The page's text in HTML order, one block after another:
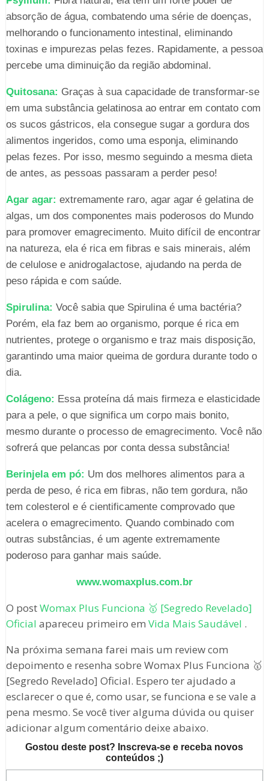
absorção de água, combatendo uma série de doenças,
melhorando o funcionamento intestinal, eliminando
toxinas e impurezas pelas fezes. Rapidamente, a pessoa
percebe uma diminuição da região abdominal.
Quitosana: Graças à sua capacidade de transformar-se
em uma substância gelatinosa ao entrar em contato com
os sucos gástricos, ela consegue sugar a gordura dos
alimentos ingeridos, como uma esponja, eliminando
pelas fezes. Por isso, mesmo seguindo a mesma dieta
de antes, as pessoas passaram a perder peso!
Agar agar: extremamente raro, agar agar é gelatina de
algas, um dos componentes mais poderosos do Mundo
para promover emagrecimento. Muito difícil de encontrar
na natureza, ela é rica em fibras e sais minerais, além
de celulose e anidrogalactose, ajudando na perda de
peso rápida e com saúde.
Spirulina: Você sabia que Spirulina é uma bactéria?
Porém, ela faz bem ao organismo, porque é rica em
nutrientes, protege o organismo e traz mais disposição,
garantindo uma maior queima de gordura durante todo o
dia.
Colágeno: Essa proteína dá mais firmeza e elasticidade
para a pele, o que significa um corpo mais bonito,
mesmo durante o processo de emagrecimento. Você não
sofrerá que pelancas por conta dessa substância!
Berinjela em pó: Um dos melhores alimentos para a
perda de peso, é rica em fibras, não tem gordura, não
tem colesterol e é cientificamente comprovado que
acelera o emagrecimento. Quando combinado com
outras substâncias, é um agente extremamente
poderoso para ganhar mais saúde.
www.womaxplus.com.br
O postWomax Plus Funciona 🥇 [Segredo Revelado]
Oficial apareceu primeiro em Vida Mais Saudável .
Na próxima semana farei mais um review com
depoimento e resenha sobre Womax Plus Funciona 🥇
[Segredo Revelado] Oficial. Espero ter ajudado a
esclarecer o que é, como usar, se funciona e se vale a
pena mesmo. Se você tiver alguma dúvida ou quiser
adicionar algum comentário deixe abaixo.
Gostou deste post? Inscreva-se e receba novos
conteúdos ;)